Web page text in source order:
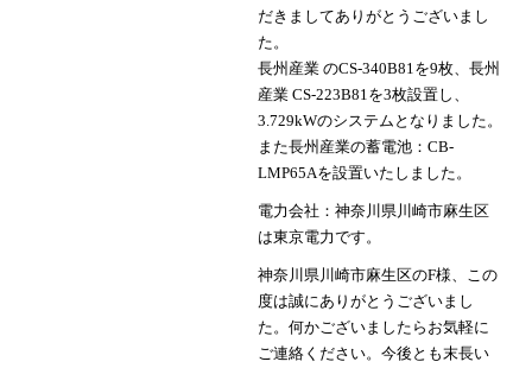
だきましてありがとうございまし
た。
長州産業 のCS-340B81を9枚、長州
産業 CS-223B81を3枚設置し、
3.729kWのシステムとなりました。
また長州産業の蓄電池：CB-
LMP65Aを設置いたしました。
電力会社：神奈川県川崎市麻生区
は東京電力です。
神奈川県川崎市麻生区のF様、この
度は誠にありがとうございまし
た。何かございましたらお気軽に
ご連絡ください。今後とも末長い